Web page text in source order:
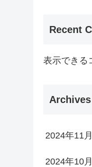
Recent
表示できる
Archives
2024年11月
2024年10月